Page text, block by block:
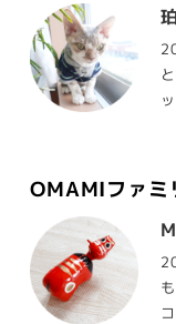
OMAMIファミ